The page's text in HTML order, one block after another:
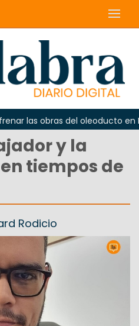
las obras del oleoducto en
y la
tiempos de
Rodicio